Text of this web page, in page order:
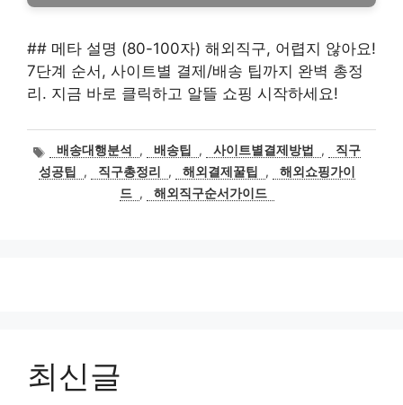
## 메타 설명 (80-100자) 해외직구, 어렵지 않아요!
7단계 순서, 사이트별 결제/배송 팁까지 완벽 총정
리. 지금 바로 클릭하고 알뜰 쇼핑 시작하세요!
태
그
배송대행분석 , 배송팁 , 사이트별결제방법 ,
직구
성공팁
, 직구총정리 , 해외결제꿀팁 ,
해외쇼핑가이
드 , 해외직구순서가이드
최신글